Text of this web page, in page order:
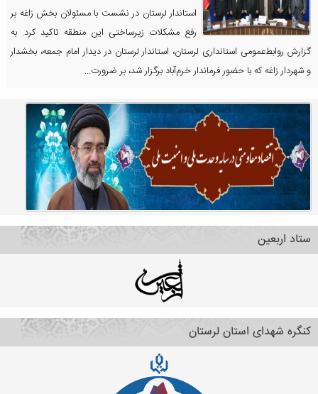
استاندار لرستان در نشست با مسئولان بخش زاغه بر
رفع مشکلات زیرساختی این منطقه تاکید کرد. به
گزارش روابط‌عمومی استانداری لرستان، استاندار لرستان در دیدار امام جمعه، بخشدار
و شهردار زاغه که با حضور فرماندار خرم‌آباد برگزار شد، بر ضرورت...
ستاد اربعین
کنگره شهدای استان لرستان